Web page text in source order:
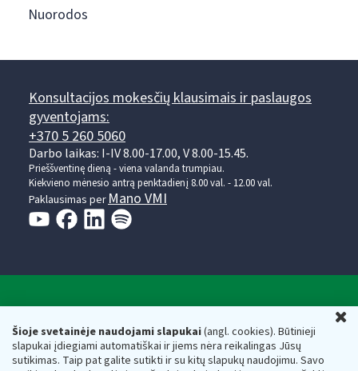
Šioje svetainėje naudojami slapukai(angl. cookies). Būtinieji
slapukai įdiegiami automatiškai ir jiems nėra reikalingas Jūsų
sutikimas. Taip pat galite sutikti ir su kitų slapukų naudojimu. Savo
Nuorodos
Konsultacijos mokesčių klausimais ir paslaugos
gyventojams:
+370 5 260 5060
Darbo laikas: I-IV 8.00-17.00, V 8.00-15.45.
Prieššventinę dieną - viena valanda trumpiau.
Kiekvieno mėnesio antrą penktadienį 8.00 val. - 12.00 val.
Paklausimas per Mano VMI
Respublikos finansų ministerijos
Biudžetinė įstaiga. Juridinio asmens kodas — 188659752,